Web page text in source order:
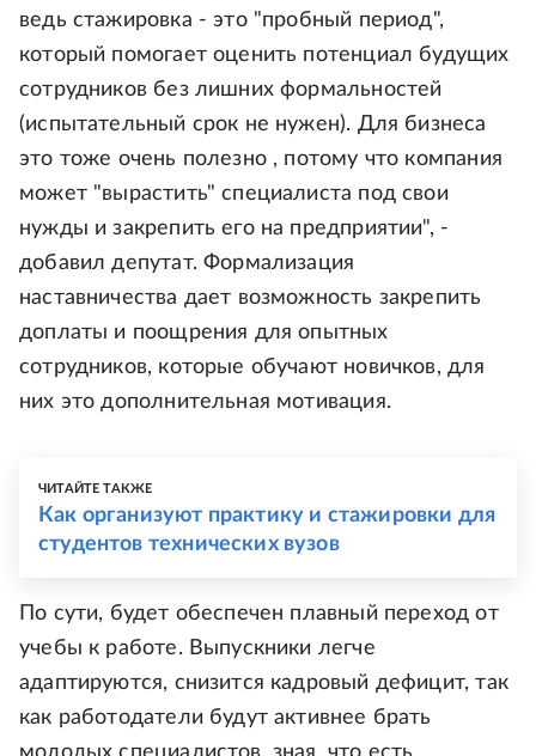
ведь стажировка - это "пробный период",
который помогает оценить потенциал будущих
сотрудников без лишних формальностей
(испытательный срок не нужен). Для бизнеса
это тоже очень полезно , потому что компания
может "вырастить" специалиста под свои
нужды и закрепить его на предприятии", -
добавил депутат. Формализация
наставничества дает возможность закрепить
доплаты и поощрения для опытных
сотрудников, которые обучают новичков, для
них это дополнительная мотивация.
ЧИТАЙТЕ ТАКЖЕ
Как организуют практику и стажировки для
студентов технических вузов
По сути, будет обеспечен плавный переход от
учебы к работе. Выпускники легче
адаптируются, снизится кадровый дефицит, так
как работодатели будут активнее брать